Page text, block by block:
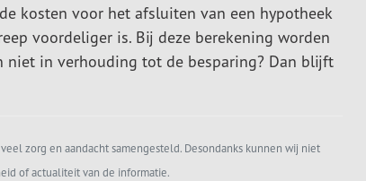
kosten voor het afsluiten van een hypotheek
voordeliger is. Bij deze berekening worden
niet in verhouding tot de besparing? Dan blijft
zorg en aandacht samengesteld. Desondanks kunnen wij niet
of actualiteit van de informatie.